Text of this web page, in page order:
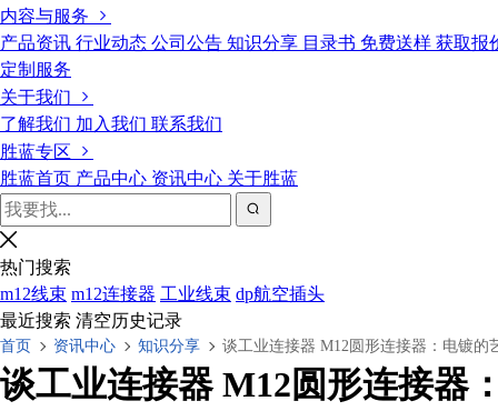
内容与服务
产品资讯 行业动态 公司公告 知识分享 目录书 免费送样 获取报
定制服务
关于我们
了解我们 加入我们 联系我们
胜蓝专区
胜蓝首页 产品中心 资讯中心 关于胜蓝
热门搜索
m12线束 m12连接器 工业线束 dp航空插头
最近搜索 清空历史记录
首页 资讯中心 知识分享 谈工业连接器 M12圆形连接器：电镀的
谈工业连接器 M12圆形连接器